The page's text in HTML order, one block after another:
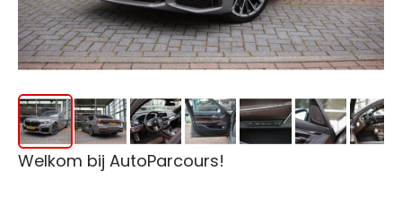
Welkom bij AutoParcours!